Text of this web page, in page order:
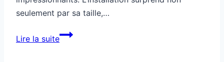
seulement par sa taille,…
Lire la suiteUn